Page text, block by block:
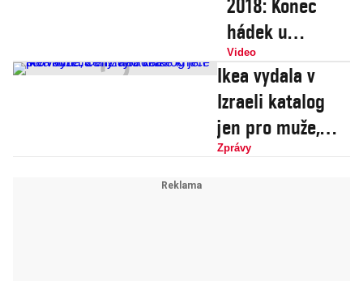
2018: Konec
hádek u
montování
nábytku,
kolekce
oblečení i
vybavení pro
Video
Ikea vydala v
Izraeli katalog
jen pro muže,
ženy vyřadila
Zprávy